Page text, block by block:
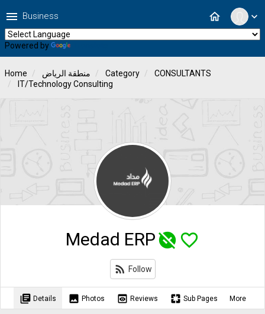
expand_more
home
menu Business
Powered by
Home منطقة الرياض Category
CONSULTANTS
IT/Technology Consulting
Medad ERPunpublished favorite_border
rss_feed Follow
library_books Details image Photos preview Reviews pages Sub Pages More